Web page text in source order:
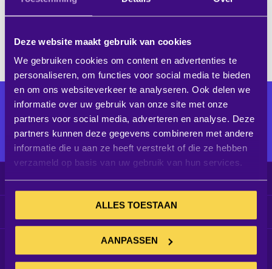
Deze website maakt gebruik van cookies
We gebruiken cookies om content en advertenties te
personaliseren, om functies voor social media te bieden
en om ons websiteverkeer te analyseren. Ook delen we
informatie over uw gebruik van onze site met onze
partners voor social media, adverteren en analyse. Deze
partners kunnen deze gegevens combineren met andere
informatie die u aan ze heeft verstrekt of die ze hebben
verzameld op basis van uw gebruik van hun services.
ALLES TOESTAAN
AANPASSEN
feedback
Kan ik een demonstratie op locatie krijgen?
Alle audiovisuele producten voor
een optimaal ingerichte
werkomgeving
Klantenservice
Schrijf je in voor de nieuwsbrief
Blijf op de hoogte van alle aanbiedingen, blogs en meer